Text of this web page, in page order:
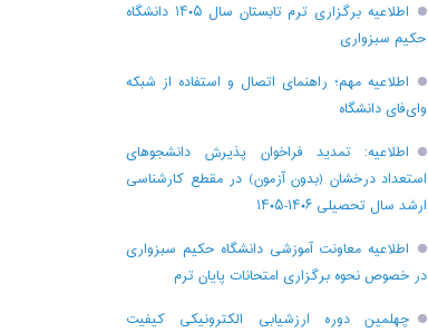
اطلاعیه برگزاری ترم تابستان سال ۱۴۰۵ دانشگاه
حکیم سبزواری
اطلاعیه مهم؛ راهنمای اتصال و استفاده از شبکه
وای‌فای دانشگاه
اطلاعیه: تمدید فراخوان پذیرش دانشجو‌های
استعداد درخشان (بدون آزمون) در مقطع کارشناسی
ارشد سال تحصیلی ۱۴۰۶-۱۴۰۵
اطلاعیه معاونت آموزشی دانشگاه حکیم سبزواری
در خصوص نحوه برگزاری امتحانات پایان ترم
چهلمین دوره ارزشیابی الکترونیکی کیفیت